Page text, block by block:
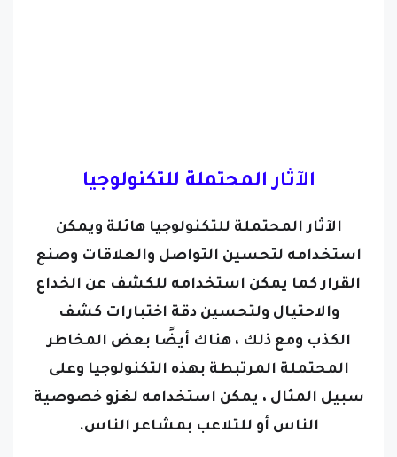
الآثار المحتملة للتكنولوجيا
الآثار المحتملة للتكنولوجيا هائلة ويمكن
استخدامه لتحسين التواصل والعلاقات وصنع
القرار كما يمكن استخدامه للكشف عن الخداع
والاحتيال ولتحسين دقة اختبارات كشف
الكذب ومع ذلك ، هناك أيضًا بعض المخاطر
المحتملة المرتبطة بهذه التكنولوجيا وعلى
سبيل المثال ، يمكن استخدامه لغزو خصوصية
الناس أو للتلاعب بمشاعر الناس.